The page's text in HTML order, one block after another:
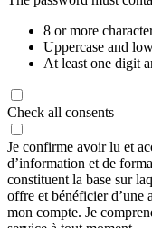
8 or more
Uppercase and
At least one digit
Check all consents
Je confirme avoir lu et
d’information et de
constituent la base sur
offre et bénéficier d’une
mon compte. Je